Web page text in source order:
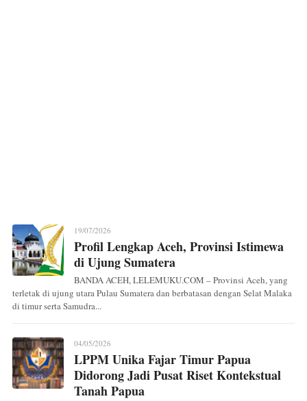
19/07/2026
Profil Lengkap Aceh, Provinsi Istimewa
di Ujung Sumatera
BANDA ACEH, LELEMUKU.COM – Provinsi Aceh, yang
terletak di ujung utara Pulau Sumatera dan berbatasan dengan Selat Malaka
di timur serta Samudra...
04/05/2026
LPPM Unika Fajar Timur Papua
Didorong Jadi Pusat Riset Kontekstual
Tanah Papua